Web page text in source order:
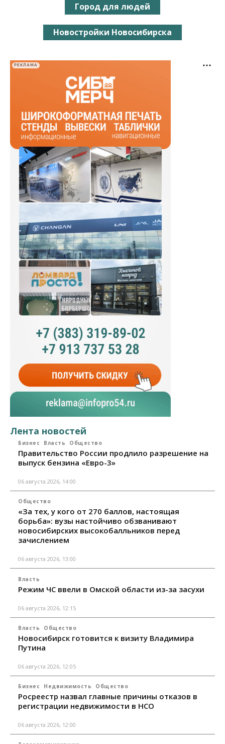
Город для людей
Новостройки Новосибирска
РЕКЛАМА
Лента новостей
Бизнес Власть Общество
Правительство России продлило разрешение на
выпуск бензина «Евро-3»
06 августа 2026, 14:00
Общество
«За тех, у кого от 270 баллов, настоящая
борьба»: вузы настойчиво обзванивают
новосибирских высокобалльников перед
зачислением
06 августа 2026, 13:00
Власть
Режим ЧС ввели в Омской области из-за засухи
06 августа 2026, 12:15
Власть Общество
Новосибирск готовится к визиту Владимира
Путина
06 августа 2026, 12:05
Бизнес Недвижимость Общество
Росреестр назвал главные причины отказов в
регистрации недвижимости в НСО
06 августа 2026, 12:00